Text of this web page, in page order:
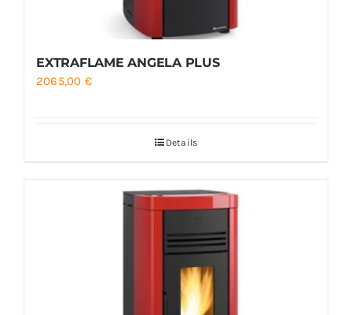
EXTRAFLAME ANGELA PLUS
2065,00 €
Details